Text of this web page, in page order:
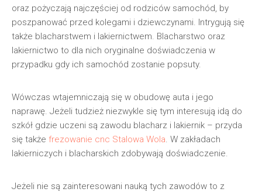
oraz pożyczają najczęściej od rodziców samochód, by
poszpanować przed kolegami i dziewczynami. Intrygują się
także blacharstwem i lakiernictwem. Blacharstwo oraz
lakiernictwo to dla nich oryginalne doświadczenia w
przypadku gdy ich samochód zostanie popsuty.
Wówczas wtajemniczają się w obudowę auta i jego
naprawę. Jeżeli tudzież niezwykle się tym interesują idą do
szkół gdzie uczeni są zawodu blacharz i lakiernik – przyda
się także frezowanie cnc Stalowa Wola. W zakładach
lakierniczych i blacharskich zdobywają doświadczenie.
Jeżeli nie są zainteresowani nauką tych zawodów to z